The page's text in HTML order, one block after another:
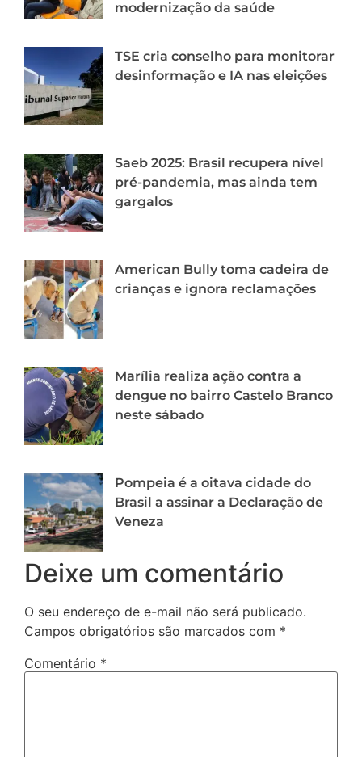
modernização da saúde
TSE cria conselho para monitorar
desinformação e IA nas eleições
Saeb 2025: Brasil recupera nível
pré-pandemia, mas ainda tem
gargalos
American Bully toma cadeira de
crianças e ignora reclamações
Marília realiza ação contra a
dengue no bairro Castelo Branco
neste sábado
Pompeia é a oitava cidade do
Brasil a assinar a Declaração de
Veneza
Deixe um comentário
O seu endereço de e-mail não será publicado.
Campos obrigatórios são marcados com *
Comentário *